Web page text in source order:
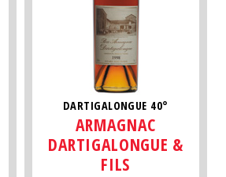
DARTIGALONGUE 40°
ARMAGNAC
DARTIGALONGUE &
FILS